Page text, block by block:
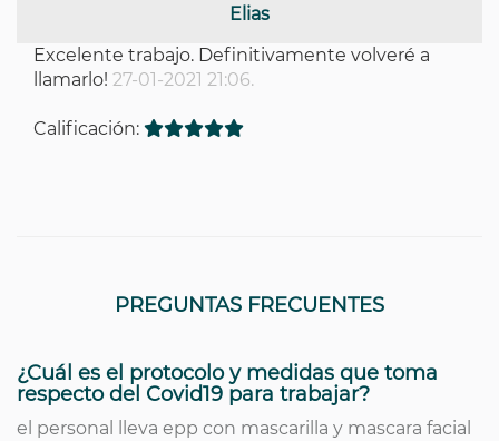
Elias
Excelente trabajo. Definitivamente volveré a
llamarlo! 27-01-2021 21:06.
Calificación:
PREGUNTAS FRECUENTES
¿Cuál es el protocolo y medidas que toma
respecto del Covid19 para trabajar?
el personal lleva epp con mascarilla y mascara facial